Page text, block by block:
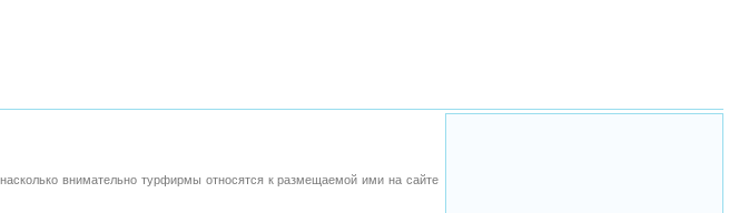
внимательно турфирмы относятся к размещаемой ими на сайте